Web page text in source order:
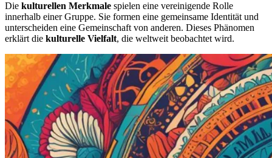
Die kulturellen Merkmale spielen eine vereinigende Rolle
innerhalb einer Gruppe. Sie formen eine gemeinsame Identität und
unterscheiden eine Gemeinschaft von anderen. Dieses Phänomen
erklärt die kulturelle Vielfalt, die weltweit beobachtet wird.